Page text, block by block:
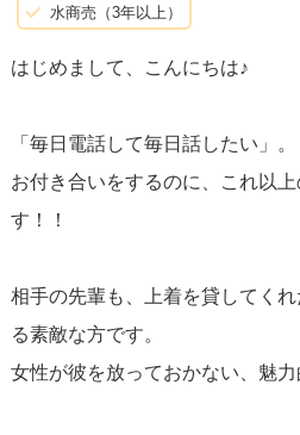
水商売（3年以上）
はじめまして、こんにちは♪
「毎日電話して毎日話したい」。
お付き合いをするのに、これ以
す！！
相手の先輩も、上着を貸してく
る素敵な方です。
女性が彼を放っておかない、魅力